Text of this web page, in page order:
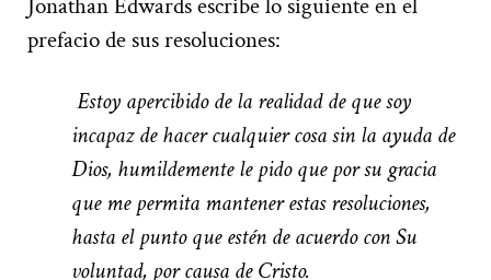
Jonathan Edwards escribe lo siguiente en el
prefacio de sus resoluciones:
Estoy apercibido de la realidad de que soy
incapaz de hacer cualquier cosa sin la ayuda de
Dios, humildemente le pido que por su gracia
que me permita mantener estas resoluciones,
hasta el punto que estén de acuerdo con Su
voluntad, por causa de Cristo.